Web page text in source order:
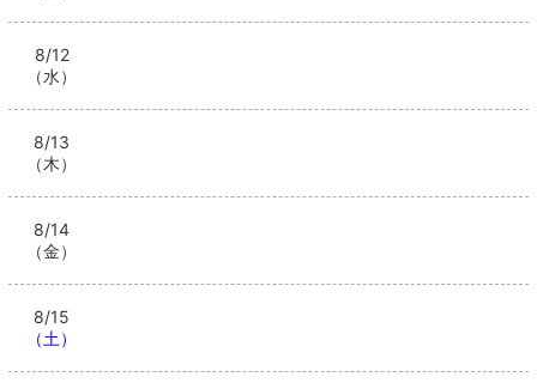
8/12
（水）
8/13
（木）
8/14
（金）
8/15
（土）